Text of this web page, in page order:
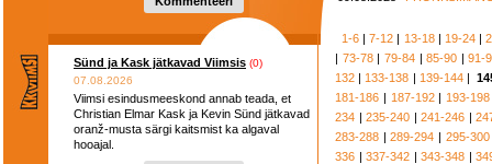
Sünd ja Kask jätkavad Viimsis (0)
07.08.2026
Viimsi esindusmeeskond annab teada, et
Christian Elmar Kask ja Kevin Sünd jätkavad
oranž-musta särgi kaitsmist ka algaval
hooajal.
1-6 |7-12 | 13-18| 19-24|
| 73-78| 79-84|85-90 |91-
132 | 133-138 | 139-144|
181-186 | 187-192| 193-198
234 |235-240 |241-246 |
283-288 |289-294 | 295-300
336 |337-342 |343-348 |